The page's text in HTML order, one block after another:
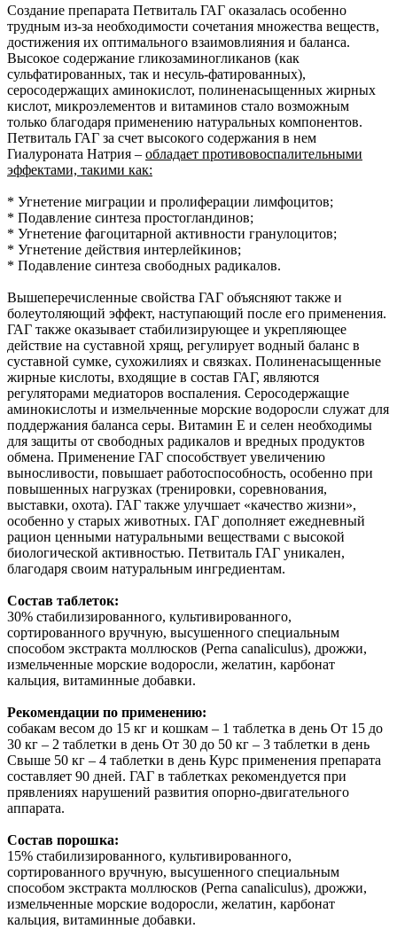
Создание препарата Петвиталь ГАГ оказалась особенно
трудным из-за необходимости сочетания множества веществ,
достижения их оптимального взаимовлияния и баланса.
Высокое содержание гликозаминогликанов (как
сульфатированных, так и несуль-фатированных),
серосодержащих аминокислот, полиненасыщенных жирных
кислот, микроэлементов и витаминов стало возможным
только благодаря применению натуральных компонентов.
Петвиталь ГАГ за счет высокого содержания в нем
Гиалуроната Натрия – обладает противовоспалительными
эффектами, такими как:
* Угнетение миграции и пролиферации лимфоцитов;
* Подавление синтеза простогландинов;
* Угнетение фагоцитарной активности гранулоцитов;
* Угнетение действия интерлейкинов;
* Подавление синтеза свободных радикалов.
Вышеперечисленные свойства ГАГ объясняют также и
болеутоляющий эффект, наступающий после его применения.
ГАГ также оказывает стабилизирующее и укрепляющее
действие на суставной хрящ, регулирует водный баланс в
суставной сумке, сухожилиях и связках. Полиненасыщенные
жирные кислоты, входящие в состав ГАГ, являются
регуляторами медиаторов воспаления. Серосодержащие
аминокислоты и измельченные морские водоросли служат для
поддержания баланса серы. Витамин Е и селен необходимы
для защиты от свободных радикалов и вредных продуктов
обмена. Применение ГАГ способствует увеличению
выносливости, повышает работоспособность, особенно при
повышенных нагрузках (тренировки, соревнования,
выставки, охота). ГАГ также улучшает «качество жизни»,
особенно у старых животных. ГАГ дополняет ежедневный
рацион ценными натуральными веществами с высокой
биологической активностью. Петвиталь ГАГ уникален,
благодаря своим натуральным ингредиентам.
Состав таблеток:
30% стабилизированного, культивированного,
сортированного вручную, высушенного специальным
способом экстракта моллюсков (Perna canaliculus), дрожжи,
измельченные морские водоросли, желатин, карбонат
кальция, витаминные добавки.
Рекомендации по применению:
собакам весом до 15 кг и кошкам – 1 таблетка в день От 15 до
30 кг – 2 таблетки в день От 30 до 50 кг – 3 таблетки в день
Свыше 50 кг – 4 таблетки в день Курс применения препарата
составляет 90 дней. ГАГ в таблетках рекомендуется при
прявлениях нарушений развития опорно-двигательного
аппарата.
Состав порошка:
15% стабилизированного, культивированного,
сортированного вручную, высушенного специальным
способом экстракта моллюсков (Perna canaliculus), дрожжи,
измельченные морские водоросли, желатин, карбонат
кальция, витаминные добавки.